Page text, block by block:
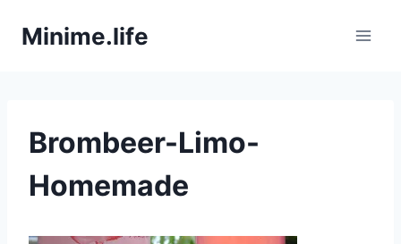
InhaltMinime.life
Brombeer-Limo-
Homemade